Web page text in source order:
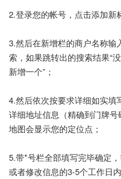
2.登录您的帐号，点击添加新
3.然后在新增栏的商户名称输
索，如果跳转出的搜索结果“
新增一个”；
4.然后依次按要求详细如实填
详细地址信息（精确到门牌
地图会显示您的定位点；
5.带*号栏全部填写完毕确定
或者修改信息的3-5个工作日内